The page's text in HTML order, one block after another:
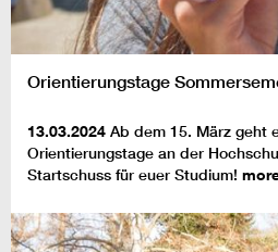
Orientierungstage
13.03.2024 Ab dem 15. März geht
Orientierungstage an der
Startschuss für euer Studium!